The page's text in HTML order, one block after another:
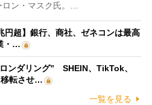
ロン・マスク氏。…
円超】銀行、商社、ゼネコンは最高
・…
ンダリング” SHEIN、TikTok、
転させ…
一覧を見る